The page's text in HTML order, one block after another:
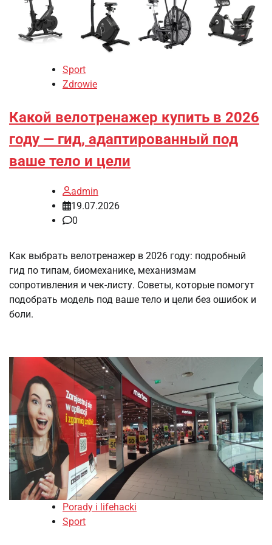
Sport
Zdrowie
Какой велотренажер купить в 2026
году — гид, адаптированный под
ваше тело и цели
admin
19.07.2026
0
Как выбрать велотренажер в 2026 году: подробный
гид по типам, биомеханике, механизмам
сопротивления и чек-листу. Советы, которые помогут
подобрать модель под ваше тело и цели без ошибок и
боли.
Porady i lifehacki
Sport